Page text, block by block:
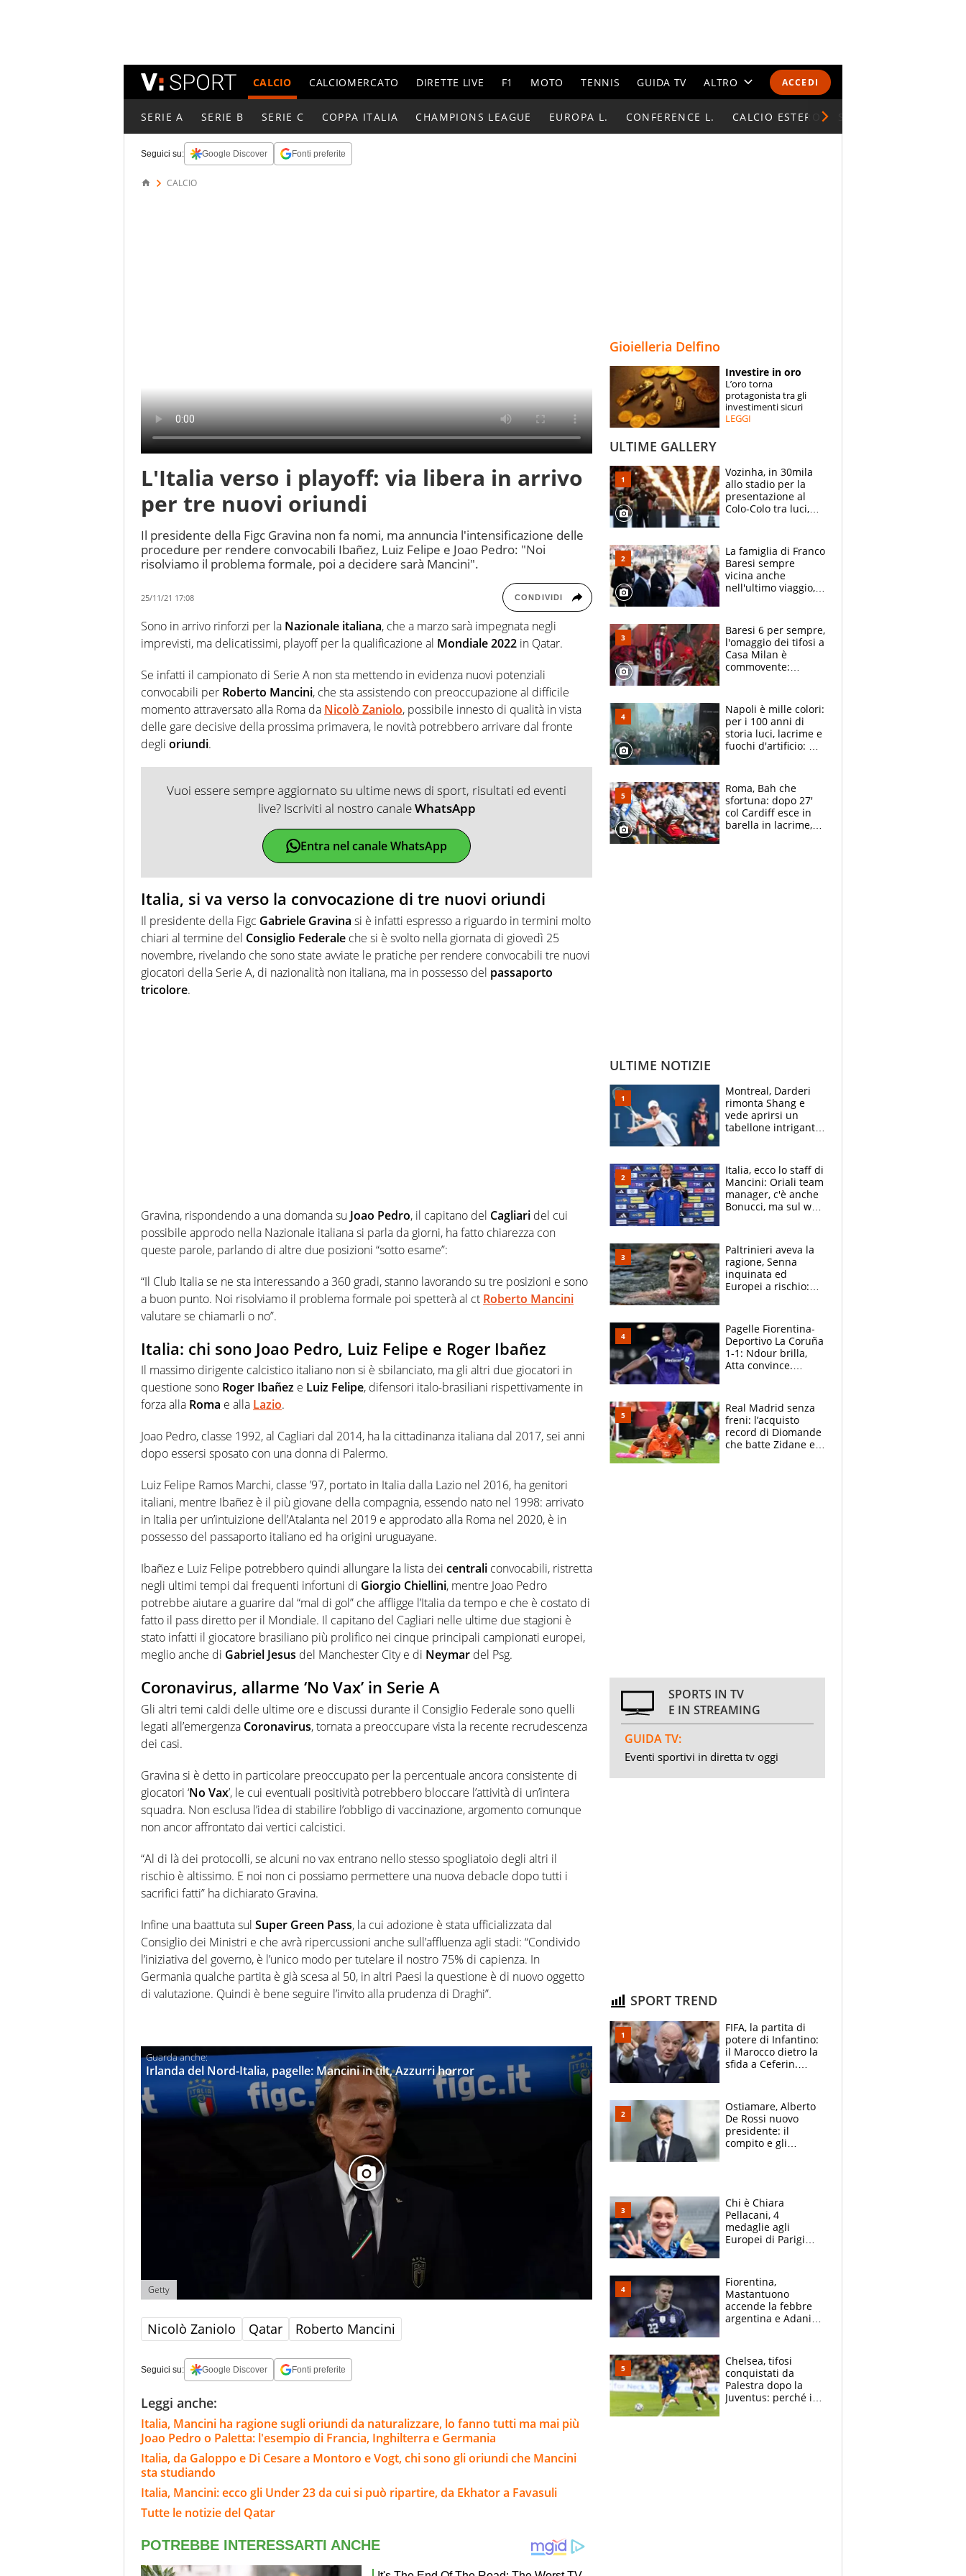
ACCEDI
CALCIO CALCIOMERCATO DIRETTE LIVE F1 MOTO TENNIS GUIDA TV ALTRO
CALENDARI E CLASSIFICHE
ESPERTI
CONTATTI
SERIE A SERIE B SERIE C COPPA ITALIA CHAMPIONS LEAGUE EUROPA L. CONFERENCE L. CALCIO ESTERO
Seguici su: Google Discover Fonti preferite
CALCIO
L'Italia verso i playoff: via libera in arrivo
per tre nuovi oriundi
Il presidente della Figc Gravina non fa nomi, ma annuncia l'intensificazione delle
procedure per rendere convocabili Ibañez, Luiz Felipe e Joao Pedro: "Noi
risolviamo il problema formale, poi a decidere sarà Mancini".
25/11/21 17:08 CONDIVIDI
Sono in arrivo rinforzi per la Nazionale italiana, che a marzo sarà impegnata negli
imprevisti, ma delicatissimi, playoff per la qualificazione al Mondiale 2022 in Qatar.
Se infatti il campionato di Serie A non sta mettendo in evidenza nuovi potenziali
convocabili per Roberto Mancini, che sta assistendo con preoccupazione al difficile
momento attraversato alla Roma da Nicolò Zaniolo, possibile innesto di qualità in vista
delle gare decisive della prossima primavera, le novità potrebbero arrivare dal fronte
degli oriundi.
Vuoi essere sempre aggiornato su ultime news di sport, risultati ed eventi
live? Iscriviti al nostro canaleWhatsApp
Entra nel canale WhatsApp
Italia, si va verso la convocazione di tre nuovi oriundi
Il presidente della Figc Gabriele Gravina si è infatti espresso a riguardo in termini molto
chiari al termine del Consiglio Federale che si è svolto nella giornata di giovedì 25
novembre, rivelando che sono state avviate le pratiche per rendere convocabili tre nuovi
giocatori della Serie A, di nazionalità non italiana, ma in possesso del passaporto
tricolore.
Gravina, rispondendo a una domanda su Joao Pedro, il capitano del Cagliari del cui
possibile approdo nella Nazionale italiana si parla da giorni, ha fatto chiarezza con
queste parole, parlando di altre due posizioni “sotto esame”:
“Il Club Italia se ne sta interessando a 360 gradi, stanno lavorando su tre posizioni e sono
a buon punto. Noi risolviamo il problema formale poi spetterà al ct Roberto Mancini
valutare se chiamarli o no”.
Italia: chi sono Joao Pedro, Luiz Felipe e Roger Ibañez
Il massimo dirigente calcistico italiano non si è sbilanciato, ma gli altri due giocatori in
questione sono Roger Ibañez e Luiz Felipe, difensori italo-brasiliani rispettivamente in
forza alla Roma e alla Lazio.
Joao Pedro, classe 1992, al Cagliari dal 2014, ha la cittadinanza italiana dal 2017, sei anni
dopo essersi sposato con una donna di Palermo.
Luiz Felipe Ramos Marchi, classe ’97, portato in Italia dalla Lazio nel 2016, ha genitori
italiani, mentre Ibañez è il più giovane della compagnia, essendo nato nel 1998: arrivato
in Italia per un’intuizione dell’Atalanta nel 2019 e approdato alla Roma nel 2020, è in
possesso del passaporto italiano ed ha origini uruguayane.
Ibañez e Luiz Felipe potrebbero quindi allungare la lista dei centrali convocabili, ristretta
negli ultimi tempi dai frequenti infortuni di Giorgio Chiellini, mentre Joao Pedro
potrebbe aiutare a guarire dal “mal di gol” che affligge l’Italia da tempo e che è costato di
fatto il pass diretto per il Mondiale. Il capitano del Cagliari nelle ultime due stagioni è
stato infatti il giocatore brasiliano più prolifico nei cinque principali campionati europei,
meglio anche di Gabriel Jesus del Manchester City e di Neymar del Psg.
Coronavirus, allarme ‘No Vax’ in Serie A
Gli altri temi caldi delle ultime ore e discussi durante il Consiglio Federale sono quelli
legati all’emergenza Coronavirus, tornata a preoccupare vista la recente recrudescenza
dei casi.
Gravina si è detto in particolare preoccupato per la percentuale ancora consistente di
giocatori ‘No Vax’, le cui eventuali positività potrebbero bloccare l’attività di un’intera
squadra. Non esclusa l’idea di stabilire l’obbligo di vaccinazione, argomento comunque
non ancor affrontato dai vertici calcistici.
“Al di là dei protocolli, se alcuni no vax entrano nello stesso spogliatoio degli altri il
rischio è altissimo. E noi non ci possiamo permettere una nuova debacle dopo tutti i
sacrifici fatti” ha dichiarato Gravina.
Infine una baattuta sul Super Green Pass, la cui adozione è stata ufficializzata dal
Consiglio dei Ministri e che avrà ripercussioni anche sull’affluenza agli stadi: “Condivido
l’iniziativa del governo, è l’unico modo per tutelare il nostro 75% di capienza. In
Germania qualche partita è già scesa al 50, in altri Paesi la questione è di nuovo oggetto
di valutazione. Quindi è bene seguire l’invito alla prudenza di Draghi”.
Irlanda del Nord-Italia, pagelle: Mancini in tilt, Azzurri horror
Getty
Nicolò Zaniolo Qatar Roberto Mancini
Seguici su: Google Discover Fonti preferite
Leggi anche:
Italia, Mancini ha ragione sugli oriundi da naturalizzare, lo fanno tutti ma mai più
Joao Pedro o Paletta: l'esempio di Francia, Inghilterra e Germania
Italia, da Galoppo e Di Cesare a Montoro e Vogt, chi sono gli oriundi che Mancini
sta studiando
Italia, Mancini: ecco gli Under 23 da cui si può ripartire, da Ekhator a Favasuli
Tutte le notizie del Qatar
Gioielleria Delfino
Investire in oro
L’oro torna
protagonista tra gli
investimenti sicuri
LEGGI
ULTIME GALLERY
Vozinha, in 30mila
allo stadio per la
presentazione al
Colo-Colo tra luci,
La famiglia di Franco
Baresi sempre
vicina anche
nell'ultimo viaggio,
circondati
dall'affetto dei tifosi
Baresi 6 per sempre,
l'omaggio dei tifosi a
Casa Milan è
commovente:
bigliettini
Napoli è mille colori:
per i 100 anni di
storia luci, lacrime e
fuochi d'artificio: De
Roma, Bah che
sfortuna: dopo 27'
col Cardiff esce in
barella in lacrime,
ULTIME NOTIZIE
Montreal, Darderi
rimonta Shang e
vede aprirsi un
tabellone intrigante:
felice del mio livello"
Italia, ecco lo staff di
Mancini: Oriali team
manager, c'è anche
Bonucci, ma sul web
Paltrinieri aveva la
ragione, Senna
inquinata ed
Europei a rischio:
adesso
Pagelle Fiorentina-
Deportivo La Coruña
1-1: Ndour brilla,
Atta convince.
Real Madrid senza
freni: l’acquisto
record di Diomande
che batte Zidane e
SPORTS IN TV
E IN STREAMING
GUIDA TV:
Eventi sportivi in diretta tv oggi
SPORT TREND
FIFA, la partita di
potere di Infantino:
il Marocco dietro la
sfida a Ceferin.
squadre, l’ira di Figo
Ostiamare, Alberto
De Rossi nuovo
presidente: il
compito e gli
Chi è Chiara
Pellacani, 4
medaglie agli
Europei di Parigi
giornalista, mamma
insegnante e il
fratello calciatore
Fiorentina,
Mastantuono
accende la febbre
argentina e Adani
festa’ a Commisso
Chelsea, tifosi
conquistati da
Palestra dopo la
Juventus: perché i